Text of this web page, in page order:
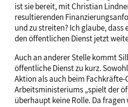
ist sie bereit, mit Christian
resultierenden
und zu streiten? Ich glaube,
den öffentlichen Dienst jetzt
Auch an anderer Stelle kommt
öffentliche Dienst zu kurz.
Aktion als auch beim Fachkräfte-
Arbeitsministeriums „spielt der
überhaupt keine Rolle. Da fragen